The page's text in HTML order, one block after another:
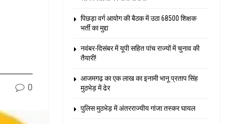
0
पिछड़ा वर्ग आयोग की बैठक में उठा 68500 शिक्षक
भर्ती का मुद्दा
नवंबर-दिसंबर में यूपी सहित पांच राज्यों में चुनाव की
तैयारी!
आजमगढ़ का एक लाख का इनामी भानू प्रताप सिंह
मुठभेड़ में ढेर
पुलिस मुठभेड़ में अंतरराज्यीय गांजा तस्कर घायल